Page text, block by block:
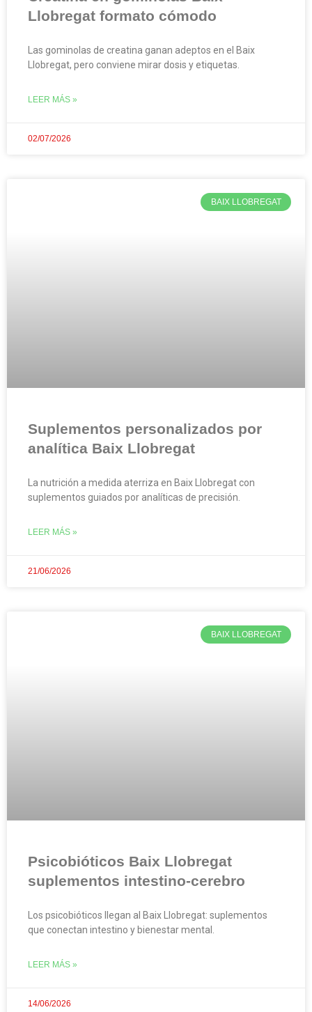
Llobregat formato cómodo
Las gominolas de creatina ganan adeptos en el Baix
Llobregat, pero conviene mirar dosis y etiquetas.
LEER MÁS »
02/07/2026
BAIX LLOBREGAT
Suplementos personalizados por
analítica Baix Llobregat
La nutrición a medida aterriza en Baix Llobregat con
suplementos guiados por analíticas de precisión.
LEER MÁS »
21/06/2026
BAIX LLOBREGAT
Psicobióticos Baix Llobregat
suplementos intestino-cerebro
Los psicobióticos llegan al Baix Llobregat: suplementos
que conectan intestino y bienestar mental.
LEER MÁS »
14/06/2026